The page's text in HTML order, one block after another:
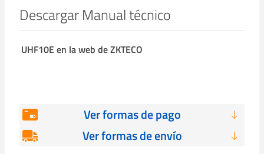
Descargar Manual técnico
UHF10E en la web de ZKTECO
Ver formas de pago
Ver formas de envío